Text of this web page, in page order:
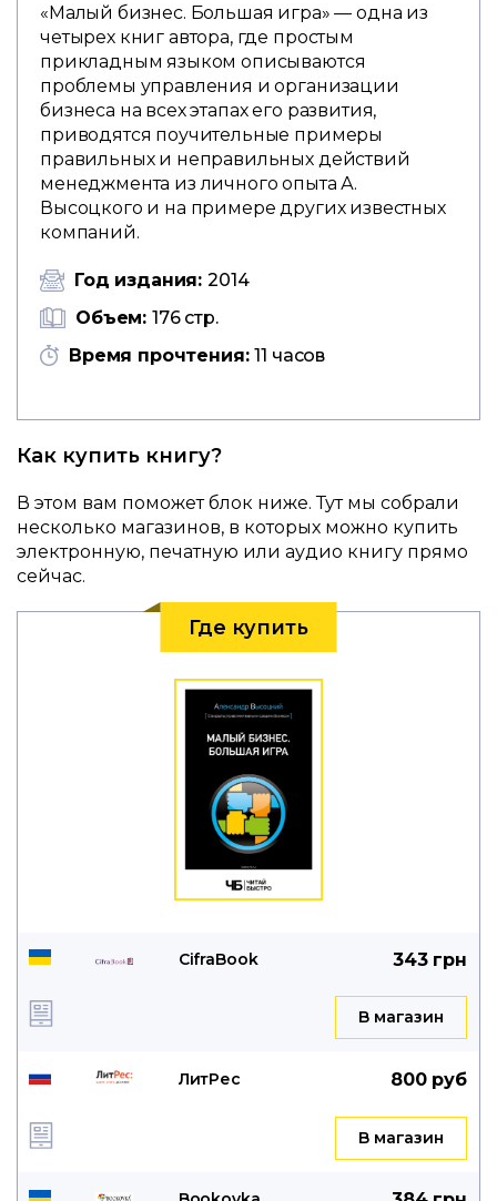
«Малый бизнес. Большая игра» — одна из
четырех книг автора, где простым
прикладным языком описываются
проблемы управления и организации
бизнеса на всех этапах его развития,
приводятся поучительные примеры
правильных и неправильных действий
менеджмента из личного опыта А.
Высоцкого и на примере других известных
компаний.
Год издания: 2014
Объем: 176 стр.
Время прочтения: 11 часов
Как купить книгу?
В этом вам поможет блок ниже. Тут мы собрали
несколько магазинов, в которых можно купить
электронную, печатную или аудио книгу прямо
сейчас.
Где купить
CifraBook 343 грн
B магазин
ЛитРес 800 руб
B магазин